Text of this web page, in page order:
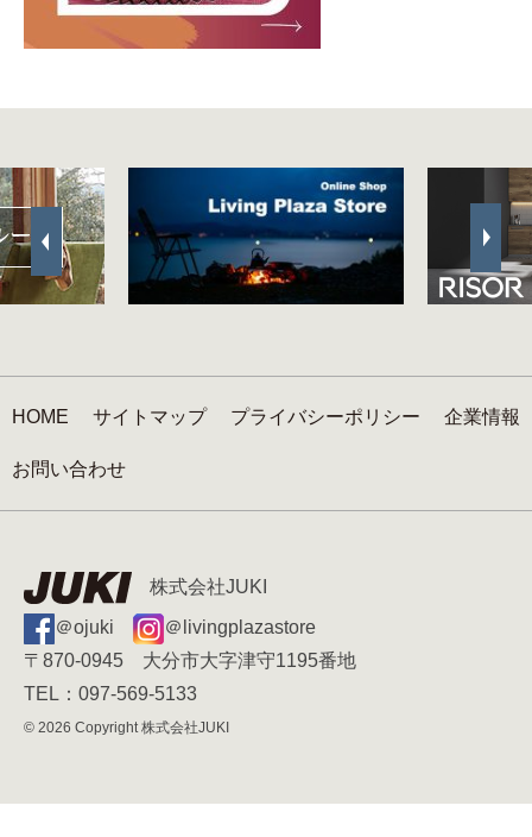
HOME サイトマップ プライバシーポリシー 企業情報
お問い合わせ
株式会社JUKI
＠ojuki
＠livingplazastore
〒870-0945 大分市大字津守1195番地
TEL：097-569-5133
© 2026 Copyright 株式会社JUKI